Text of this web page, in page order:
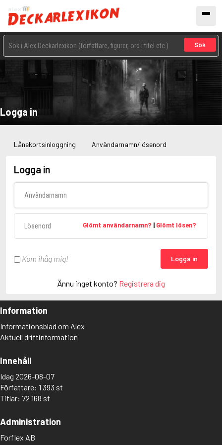
Sök
Logga in
Lånekortsinloggning Användarnamn/lösenord
Logga in
Glömt användarnamn? | Glömt lösen?
Kom ihåg mig! Logga in
Ännu inget konto? Registrera dig
Information
Informationsblad om Alex
Aktuell driftinformation
Innehåll
Idag 2026-08-07
Författare: 1 393 st
Titlar: 72 168 st
Administration
Forflex AB